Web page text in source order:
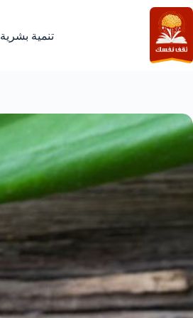
التجاوز
إلى
المحتوى
تنمية بشرية